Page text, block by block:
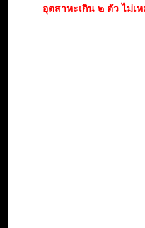
อุตสาหะเกิน ๒ ตัว ไม่เ